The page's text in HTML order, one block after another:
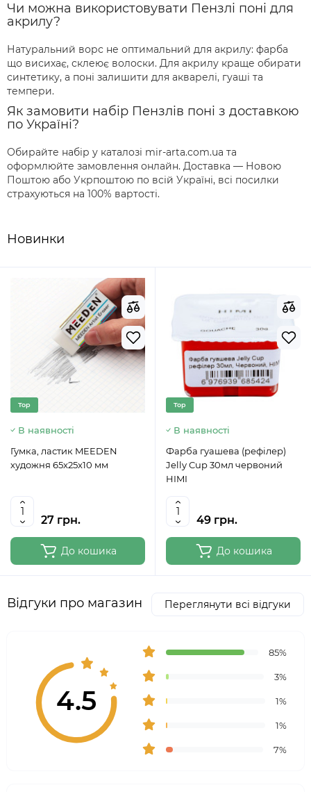
Чи можна використовувати Пензлі поні для
акрилу?
Натуральний ворс не оптимальний для акрилу: фарба
що висихає, склеює волоски. Для акрилу краще обирати
синтетику, а поні залишити для акварелі, гуаші та
темпери.
Як замовити набір Пензлів поні з доставкою
по Україні?
Обирайте набір у каталозі mir-arta.com.ua та
оформлюйте замовлення онлайн. Доставка — Новою
Поштою або Укрпоштою по всій Україні, всі посилки
страхуються на 100% вартості.
Новинки
Top
В наявності
Гумка, ластик MEEDEN
художня 65x25x10 мм
27 грн.
До кошика
Top
В наявності
Фарба гуашева (рефілер)
Jelly Cup 30мл червоний
HIMI
49 грн.
До кошика
Відгуки про магазин Переглянути всі відгуки
4.5
85%
3%
1%
1%
7%